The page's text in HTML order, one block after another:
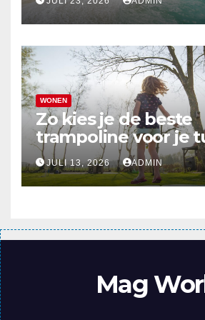
WONEN
Zo kies je de beste
trampoline voor je
JULI 13, 2026 ADMIN
Mag